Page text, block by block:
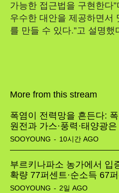
가능한 접근법을 구현한다”
우수한 대안을 제공하면서
를 만들 수 있다.”고 설명했
More from this stream
폭염이 전력망을 흔든다:
원전과 가스·풍력·태양광
SOOYOUNG - 10시간 AGO
부르키나파소 농가에서 입
확량 77퍼센트·순소득 67
SOOYOUNG - 2일 AGO